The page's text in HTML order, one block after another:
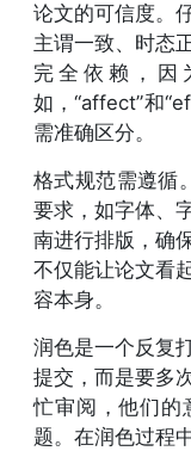
论文的可信度。
主谓一致、时态
完全依赖，因
如，“affect”和
需准确区分。
格式规范需遵循
要求，如字体、
南进行排版，确
不仅能让论文看
容本身。
润色是一个反复
提交，而是要多
忙审阅，他们的
题。在润色过程